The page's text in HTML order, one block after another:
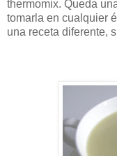
thermomix. Queda
tomarla en cualquier
una receta diferente,